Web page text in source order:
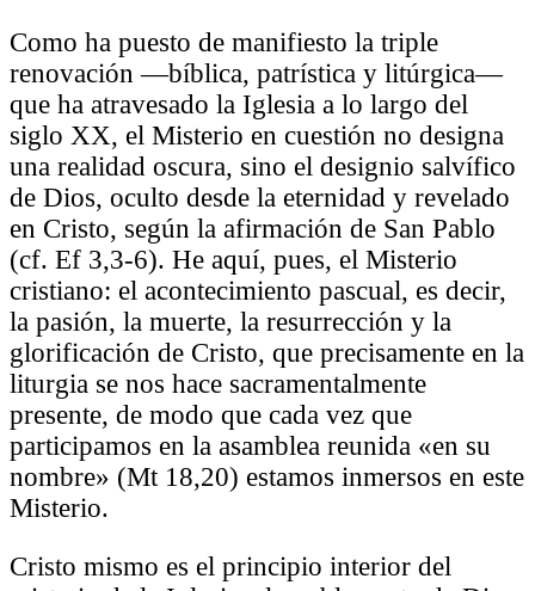
Como ha puesto de manifiesto la triple
renovación —bíblica, patrística y litúrgica—
que ha atravesado la Iglesia a lo largo del
siglo XX, el Misterio en cuestión no designa
una realidad oscura, sino el designio salvífico
de Dios, oculto desde la eternidad y revelado
en Cristo, según la afirmación de San Pablo
(cf. Ef 3,3-6). He aquí, pues, el Misterio
cristiano: el acontecimiento pascual, es decir,
la pasión, la muerte, la resurrección y la
glorificación de Cristo, que precisamente en la
liturgia se nos hace sacramentalmente
presente, de modo que cada vez que
participamos en la asamblea reunida «en su
nombre» (Mt 18,20) estamos inmersos en este
Misterio.
Cristo mismo es el principio interior del